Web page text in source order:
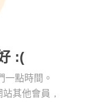
:(
一點時間。
其他會員，